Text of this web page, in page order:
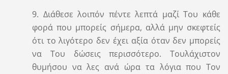
9. Διάθεσε λοιπόν πέντε λεπτά μαζί Του κάθε
φορά που μπορείς σήμερα, αλλά μην σκεφτείς
ότι το λιγότερο δεν έχει αξία όταν δεν μπορείς
να Του δώσεις περισσότερο. Τουλάχιστον
θυμήσου να λες ανά ώρα τα λόγια που Τον